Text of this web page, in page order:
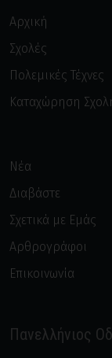
Αρχική
Σχολές
Πολεμικές Τέχνες
Καταχώρηση
Νέα
Διαβάστε
Σχετικά με Εμάς
Αρθρογράφοι
Επικοινωνία
Πανελλήνιος